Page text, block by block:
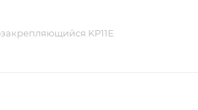
KP11E